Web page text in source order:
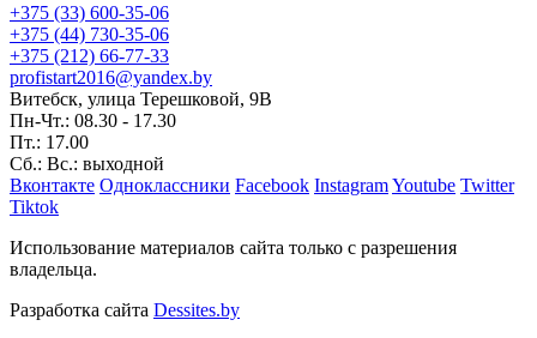
+375 (33) 600-35-06
+375 (44) 730-35-06
+375 (212) 66-77-33
profistart2016@yandex.by
Витебск, улица Терешковой, 9В
Пн-Чт.: 08.30 - 17.30
Пт.: 17.00
Сб.: Вс.: выходной
Вконтакте Одноклассники Facebook InstagramYoutube Twitter
Tiktok
Использование материалов сайта только с разрешения
владельца.
Разработка сайта Dessites.by